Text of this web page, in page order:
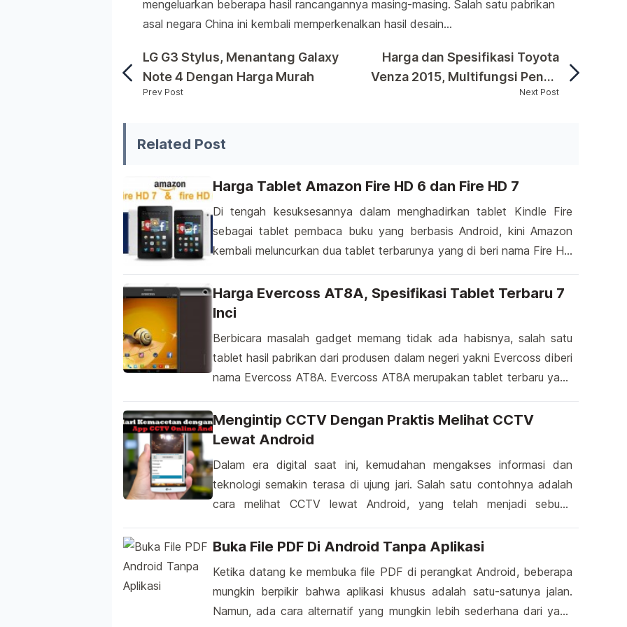
mengeluarkan beberapa hasil rancangannya masing-masing. Salah satu pabrikan
asal negara China ini kembali memperkenalkan hasil desain…
LG G3 Stylus, Menantang Galaxy
Note 4 Dengan Harga Murah
Prev Post
Harga dan Spesifikasi Toyota
Venza 2015, Multifungsi Penuh
Bergaya
Next Post
Related Post
Harga Tablet Amazon Fire HD 6 dan Fire HD 7
Di tengah kesuksesannya dalam menghadirkan tablet Kindle Fire
sebagai tablet pembaca buku yang berbasis Android, kini Amazon
kembali meluncurkan dua tablet terbarunya yang di beri nama Fire HD
online kini sangat antusias dalam persaingan di pasar tablet. Berbeda
dengan smartphone Micromax Android One […]
Harga Evercoss AT8A, Spesifikasi Tablet Terbaru 7
Inci
Berbicara masalah gadget memang tidak ada habisnya, salah satu
tablet hasil pabrikan dari produsen dalam negeri yakni Evercoss diberi
nama Evercoss AT8A. Evercoss AT8A merupakan tablet terbaru yang
rancangan Evercoss memang sudah tidak diragukan lagi, hampir
semuanya laku dipasaran. Salah satu tablet yang dikeluarkan terlebih
Mengintip CCTV Dengan Praktis Melihat CCTV
Lewat Android
Dalam era digital saat ini, kemudahan mengakses informasi dan
teknologi semakin terasa di ujung jari. Salah satu contohnya adalah
cara melihat CCTV lewat Android, yang telah menjadi sebuah
dilakukan tanpa harus menghadap layar monitor khusus di tempat
Buka File PDF Di Android Tanpa Aplikasi
Ketika datang ke membuka file PDF di perangkat Android, beberapa
mungkin berpikir bahwa aplikasi khusus adalah satu-satunya jalan.
Namun, ada cara alternatif yang mungkin lebih sederhana dari yang